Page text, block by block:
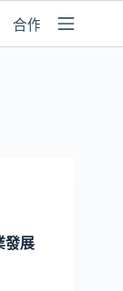
合作媒體
發展